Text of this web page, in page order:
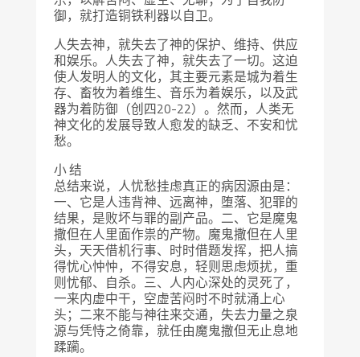
御，就打造铜铁利器以自卫。
人失去神，就失去了神的保护、维持、供应
和娱乐。人失去了神，就失去了一切。这迫
使人发明人的文化，其主要元素是城为着生
存、畜牧为着维生、音乐为着娱乐，以及武
器为着防御（创四20-22）。然而，人类无
神文化的发展导致人愈发的缺乏、不安和忧
愁。
小 结
总结来说，人忧愁挂虑真正的病因源由是：
一、它是人违背神、远离神，堕落、犯罪的
结果，是败坏与罪的副产品。二、它是魔鬼
撒但在人里面作祟的产物。魔鬼撒但在人里
头，天天借机行事、时时借题发挥，把人搞
得忧心忡忡，不得安息，轻则思虑烦扰，重
则忧郁、自杀。三、人内心深处的灵死了，
一来内虚中干，空虚苦闷时不时就涌上心
头；二来不能与神往来交通，失去力量之泉
源与凭恃之倚靠，就任由魔鬼撒但无止息地
蹂躏。